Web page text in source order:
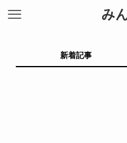
み
新着記事